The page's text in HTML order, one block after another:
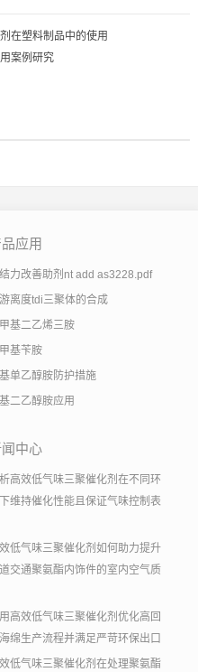
在塑料制品中的使用
案例研究
应用
力改善助剂nt add as3228.pdf
离度tdi三聚体的合成
基二乙烯三胺
基苄胺
单乙醇胺防护措施
二乙醇胺应用
中心
高效低气味三聚催化剂在不同环
维持催化性能且保证气味控制表
低气味三聚催化剂如何助力提升
交通聚氨酯内饰件的室内空气质
高效低气味三聚催化剂优化高回
绵生产流程并满足严苛环保出口
低气味三聚催化剂在处理聚氨酯